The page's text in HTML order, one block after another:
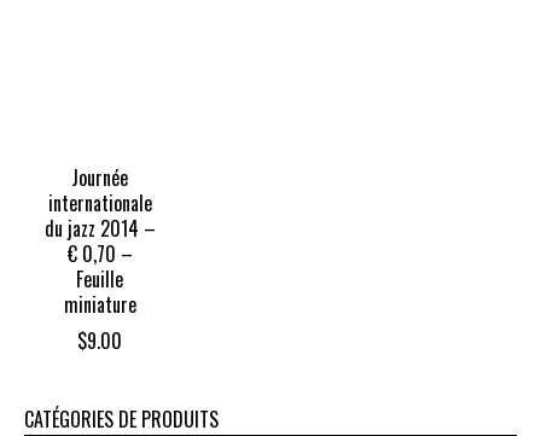
Journée
internationale
du jazz 2014 –
€ 0,70 –
Feuille
miniature
$9.00
CATÉGORIES DE PRODUITS